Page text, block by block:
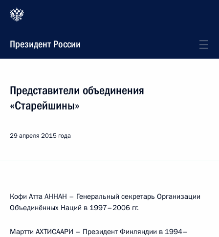
Президент России
Представители объединения
«Старейшины»
29 апреля 2015 года
Кофи Атта АННАН – Генеральный секретарь Организации
Объединённых Наций в 1997–2006 гг.
Мартти АХТИСААРИ – Президент Финляндии в 1994–